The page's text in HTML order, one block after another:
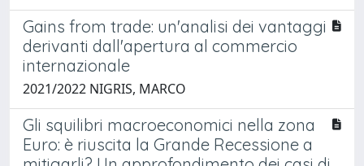
Gains from trade: un'analisi dei vantaggi
derivanti dall'apertura al commercio
internazionale
2021/2022 NIGRIS, MARCO
Gli squilibri macroeconomici nella zona
Euro: è riuscita la Grande Recessione a